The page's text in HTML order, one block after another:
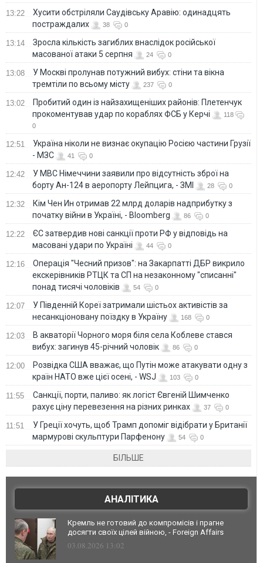
13:22
Хусити обстріляли Саудівську Аравію: одинадцять
постраждалих
38 0
13:14
Зросла кількість загиблих внаслідок російської
масованої атаки 5 серпня
24 0
13:08
У Москві пролунав потужний вибух: стіни та вікна
тремтіли по всьому місту
237 0
13:02
Пробитий один із найзахищеніших районів: Плетенчук
прокоментував удар по кораблях ФСБ у Керчі
118
0
12:51
Україна ніколи не визнає окупацію Росією частини Грузії
- МЗС
41 0
12:42
У МВС Німеччини заявили про відсутність зброї на
борту Ан-124 в аеропорту Лейпцига, - ЗМІ
28 0
12:32
Кім Чен Ин отримав 22 млрд доларів надприбутку з
початку війни в Україні, - Bloomberg
86 0
12:22
ЄС затвердив нові санкції проти РФ у відповідь на
масовані удари по Україні
44 0
12:16
Операція "Чесний призов": на Закарпатті ДБР викрило
екскерівників РТЦК та СП на незаконному "списанні"
понад тисячі чоловіків
54 0
12:07
У Південній Кореї затримали шістьох активістів за
несанкціоновану поїздку в Україну
168 0
12:03
В акваторії Чорного моря біля села Коблеве стався
вибух: загинув 45-річний чоловік
86 0
12:00
Розвідка США вважає, що Путін може атакувати одну з
країн НАТО вже цієї осені, - WSJ
103 0
11:55
Санкції, порти, паливо: як логіст Євгеній Шимченко
рахує ціну перевезення на різних ринках
37 0
11:51
У Греції хочуть, щоб Трамп допоміг відібрати у Британії
мармурові скульптури Парфенону
54 0
БІЛЬШЕ
АНАЛІТИКА
Кремль не готовий до компромісів і прагне
досягти своїх цілей війною, - Foreign Affairs
03.08.2026 13:02